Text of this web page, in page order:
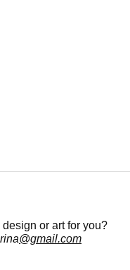
or art for you?
@gmail.com